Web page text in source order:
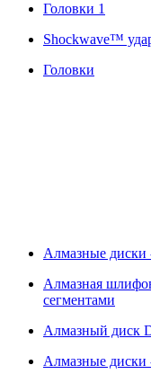
Головки 1
Shockwave™
Головки
Алмазные диски
Алмазная
сегментами
Алмазный диск
Алмазные диски